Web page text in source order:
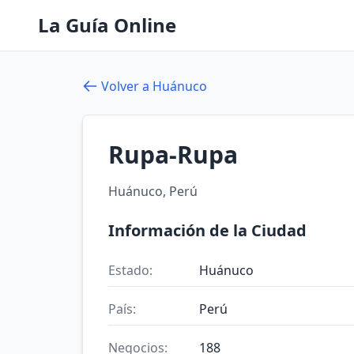
La Guía Online
Volver a Huánuco
Rupa-Rupa
Huánuco, Perú
Información de la Ciudad
Estado: Huánuco
País: Perú
Negocios: 188